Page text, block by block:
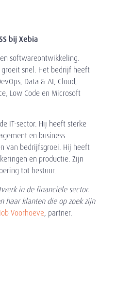
bij Xebia
softwareontwikkeling.
snel. Het bedrijf heeft
Data & AI, Cloud,
Low Code en Microsoft
IT-sector. Hij heeft sterke
en business
van bedrijfsgroei. Hij heeft
en productie. Zijn
tot bestuur.
in de financiële sector.
haar klanten die op zoek zijn
Job Voorhoeve , partner.